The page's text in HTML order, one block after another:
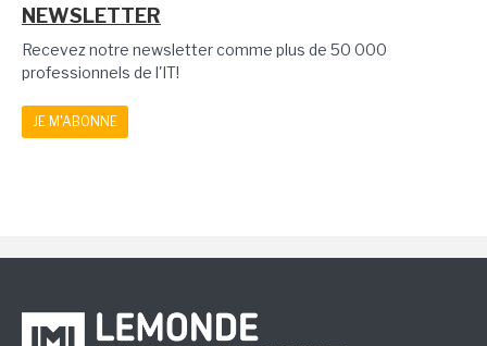
NEWSLETTER
Recevez notre newsletter comme plus de 50 000
professionnels de l'IT!
JE M'ABONNE